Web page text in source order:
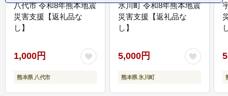
八代市 令和8年熊本地震
災害支援【返礼品な
し】
1,000円
熊本県 八代市
氷川町 令和8年熊本地震
災害支援【返礼品な
し】
5,000円
熊本県 氷川町